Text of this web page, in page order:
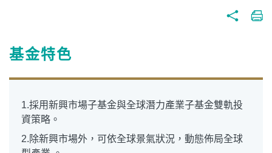
基金特色
1.採用新興市場子基金與全球潛力產業子基金雙軌投
資策略。
2.除新興市場外，可依全球景氣狀況，動態佈局全球